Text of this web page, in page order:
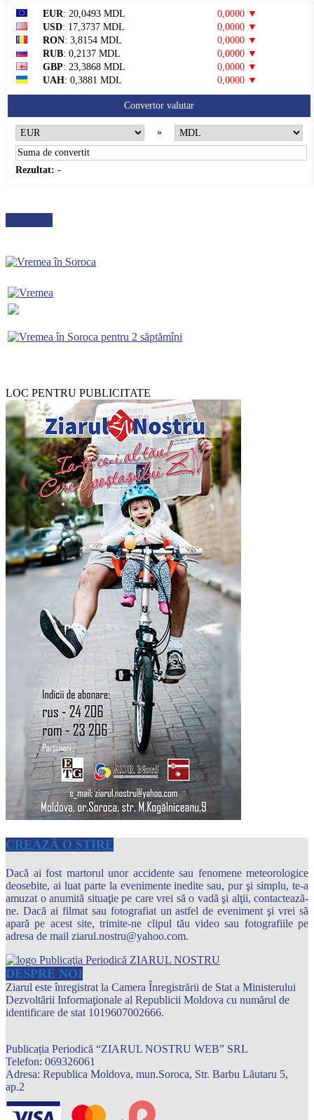
EUR: 20,0493 MDL
0,0000 ▼
USD: 17,3737 MDL
0,0000 ▼
RON: 3,8154 MDL
0,0000 ▼
RUB: 0,2137 MDL
0,0000 ▼
GBP: 23,3868 MDL
0,0000 ▼
UAH: 0,3881 MDL 0,0000 ▼
Convertor valutar
»
Rezultat: -
LOC PENTRU PUBLICITATE
CREAZĂ O ȘTIRE
Dacă ai fost martorul unor accidente sau fenomene meteorologice
deosebite, ai luat parte la evenimente inedite sau, pur şi simplu, te-a
amuzat o anumită situaţie pe care vrei să o vadă şi alţii, contactează-
ne. Dacă ai filmat sau fotografiat un astfel de eveniment şi vrei să
apară pe acest site, trimite-ne clipul tău video sau fotografiile pe
adresa de mail ziarul.nostru@yahoo.com.
DESPRE NOI
Ziarul este înregistrat la Camera Înregistrării de Stat a Ministerului
Dezvoltării Informaţionale al Republicii Moldova cu numărul de
identificare de stat 1019607002666.
Publicația Periodică “ZIARUL NOSTRU WEB” SRL
Telefon: 069326061
Adresa: Republica Moldova, mun.Soroca, Str. Barbu Lăutaru 5,
ap.2